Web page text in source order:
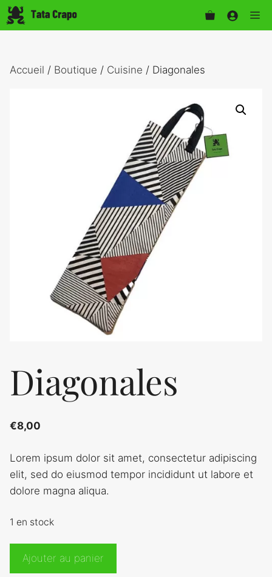
Aller
au
Accueil / Boutique / Cuisine / Diagonales
Diagonales
€8,00
Lorem ipsum dolor sit amet, consectetur adipiscing
elit, sed do eiusmod tempor incididunt ut labore et
dolore magna aliqua.
1 en stock
quantité
Ajouter au panier